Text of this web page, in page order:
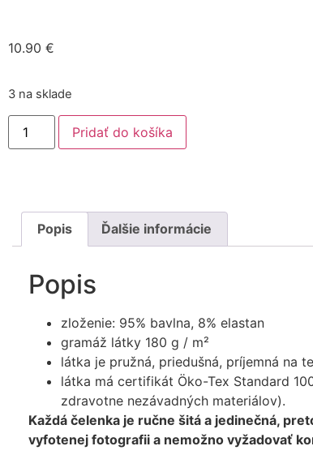
10.90 €
3 na sklade
Pridať do košíka
Popis Ďalšie informácie
Popis
zloženie: 95% bavlna, 8% elastan
gramáž látky 180 g / m²
látka je pružná, priedušná, príjemná na
látka má certifikát Öko-Tex Standard
zdravotne nezávadných materiálov).
Každá čelenka je ručne šitá a jedinečná,
vyfotenej fotografii a nemožno vyžadovať